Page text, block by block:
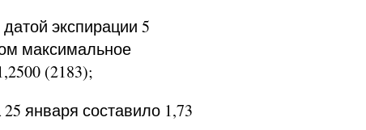
экспирации 5
максимальное
(2183);
января составило 1,73